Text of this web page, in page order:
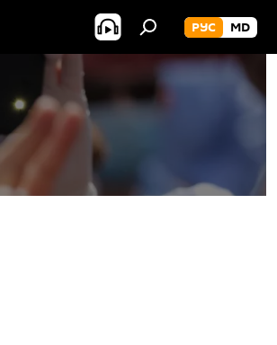
РУС MD